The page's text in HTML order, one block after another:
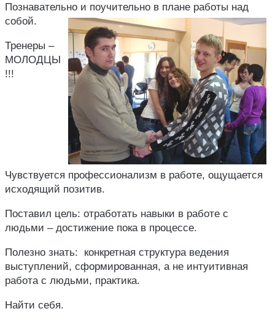
Познавательно и поучительно в плане работы над
собой.
Тренеры –
МОЛОДЦЫ
!!!
Чувствуется профессионализм в работе, ощущается
исходящий позитив.
Поставил цель: отработать навыки в работе с
людьми – достижение пока в процессе.
Полезно знать: конкретная структура ведения
выступлений, сформированная, а не интуитивная
работа с людьми, практика.
Найти себя.